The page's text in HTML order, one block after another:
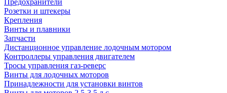
Предохранители
Розетки и штекеры
Крепления
Винты и плавники
Запчасти
Дистанционное управление лодочным мотором
Контроллеры управления двигателем
Тросы управления газ-реверс
Винты для лодочных моторов
Принадлежности для установки винтов